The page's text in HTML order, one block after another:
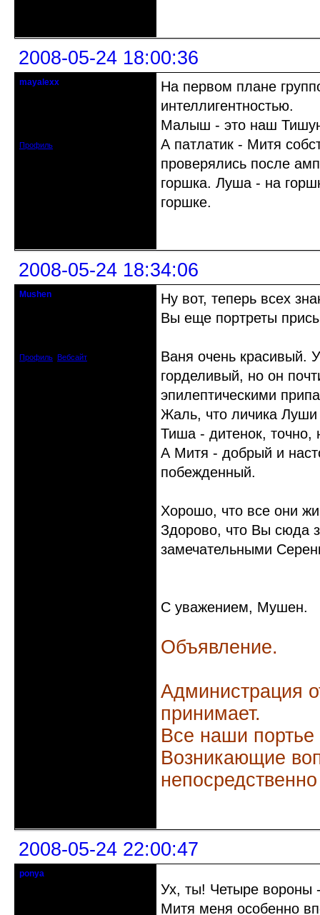
2008-05-24 18:00:36
mayalexx
Профиль
На первом плане
интеллигентностью.
Малыш - это наш
А патлатик - Митя
проверялись после
горшка. Луша - на
горшке.
2008-05-24 18:34:06
Mushen
Профиль Вебсайт
Ну вот, теперь всех
Вы еще портреты
Ваня очень красивый.
горделивый, но он
эпилептическими
Жаль, что личика
Тиша - дитенок, точно,
А Митя - добрый и
побежденный.
Хорошо, что все они
Здорово, что Вы сюда
замечательными
С уважением, Мушен.
Объявление.
Администрация
принимает.
Все наши
Возникающие
2008-05-24 22:00:47
ponya
Ух, ты! Четыре вороны
Митя меня особенно